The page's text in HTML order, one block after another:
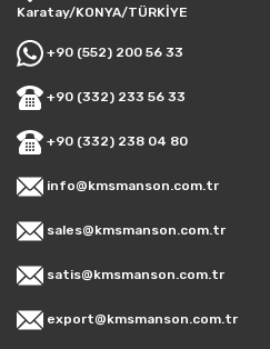
Karatay/KONYA/TÜRKİYE
+90 (552) 200 56 33
+90 (332) 233 56 33
+90 (332) 238 04 80
info@kmsmanson.com.tr
sales@kmsmanson.com.tr
satis@kmsmanson.com.tr
export@kmsmanson.com.tr